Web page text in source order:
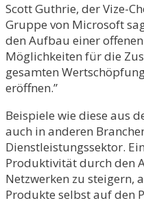
Scott Guthrie, der Vize-
Gruppe von Microsoft
den Aufbau einer
Möglichkeiten für die
gesamten
eröffnen.”
Beispiele wie diese aus
auch in anderen
Dienstleistungssektor.
Produktivität durch den
Netzwerken zu steigern,
Produkte selbst auf den